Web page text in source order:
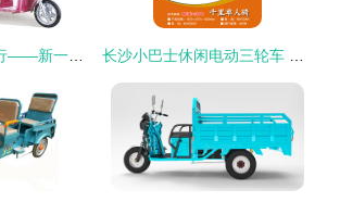
高效耐用·绿色出行——新一代电瓶三轮车展示 长沙小巴士休闲电动三轮车 品质之选与业内口碑解析